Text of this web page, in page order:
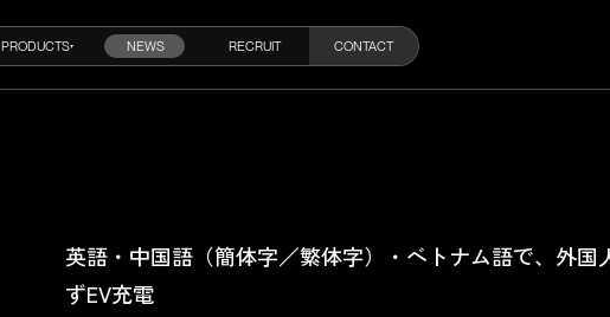
PRODUCTS NEWS RECRUIT CONTACT
英語・中国語（簡体字／繁体字）・ベトナム語で、外国
ずEV充電